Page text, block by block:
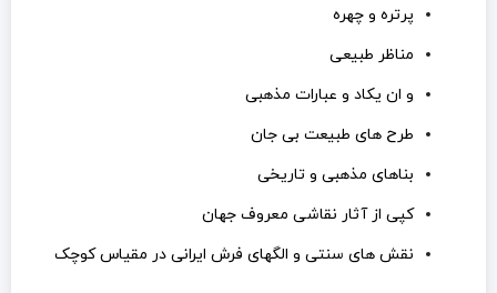
پرتره و چهره
مناظر طبیعی
و ان یکاد و عبارات مذهبی
طرح های طبیعت بی جان
بناهای مذهبی و تاریخی
کپی از آثار نقاشی معروف جهان
نقش های سنتی و الگهای فرش ایرانی در مقیاس کوچک